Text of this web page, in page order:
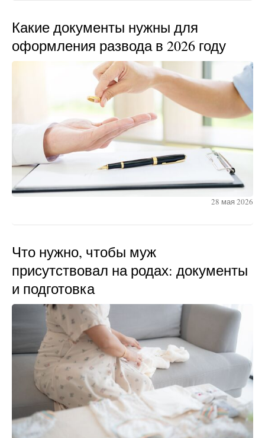
Какие документы нужны для
оформления развода в 2026 году
28 мая 2026
Что нужно, чтобы муж
присутствовал на родах: документы
и подготовка